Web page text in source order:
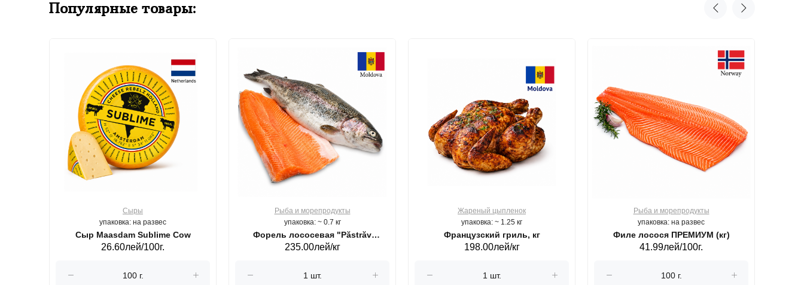
Популярные товары:
Сыры
упаковка: на развес
Сыр Maasdam Sublime Cow
26.60лей/100г.
Рыба и морепродукты
упаковка: ~ 0.7 кг
Форель лососевая "Păstrăv
Moldovenesc"
235.00лей/кг
Жареный цыпленок
упаковка: ~ 1.25 кг
Французский гриль, кг
198.00лей/кг
Рыба и морепродукты
упаковка: на развес
Филе лосося ПРЕМИУМ (кг)
41.99лей/100г.